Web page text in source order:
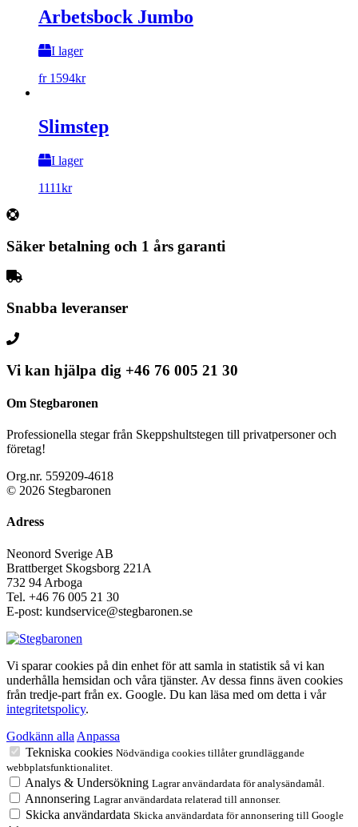
Arbetsbock Jumbo
I lager
fr 1594kr
Slimstep
I lager
1111kr
Säker betalning och 1 års garanti
Snabba leveranser
Vi kan hjälpa dig +46 76 005 21 30
Om Stegbaronen
Professionella stegar från Skeppshultstegen till privatpersoner och
företag!
Org.nr. 559209-4618
© 2026 Stegbaronen
Adress
Neonord Sverige AB
Brattberget Skogsborg 221A
732 94 Arboga
Tel. +46 76 005 21 30
E-post: kundservice@stegbaronen.se
Vi sparar cookies på din enhet för att samla in statistik så vi kan
underhålla hemsidan och våra tjänster. Av dessa finns även cookies
från tredje-part från ex. Google. Du kan läsa med om detta i vår
integritetspolicy.
Godkänn alla Anpassa
Tekniska cookies Nödvändiga cookies tillåter grundläggande
webbplatsfunktionalitet.
Analys & Undersökning Lagrar användardata för analysändamål.
Annonsering Lagrar användardata relaterad till annonser.
Skicka användardata Skicka användardata för annonsering till Google